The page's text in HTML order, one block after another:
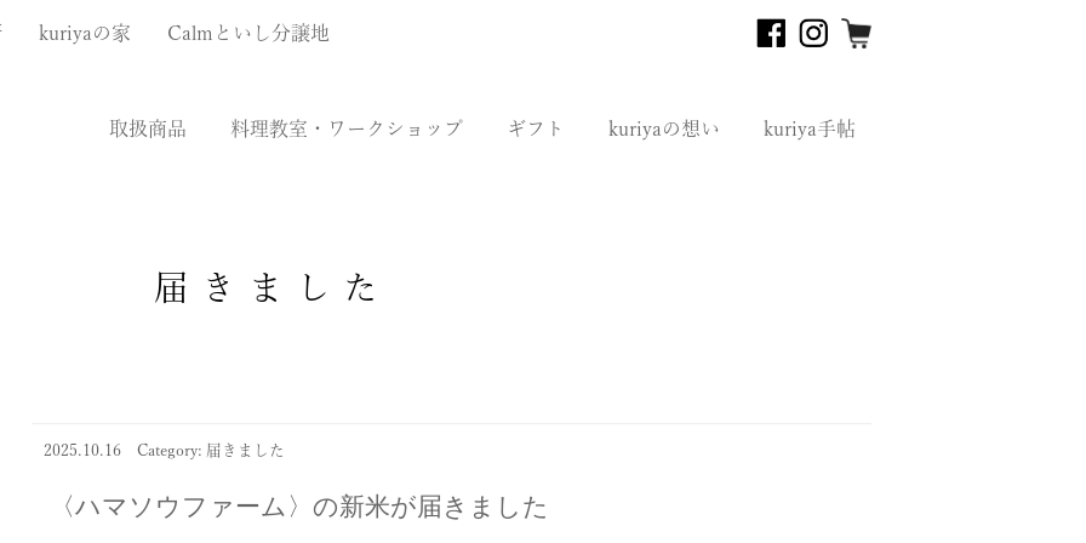
kuriyaの家 Calmといし分譲地
取扱商品 料理教室・ワークショップ ギフト kuriyaの想い kuriya手帖
届きました
2025.10.16 Category: 届きました
〈ハマソウファーム〉の新米が届きました